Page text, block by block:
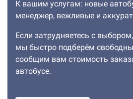
К вашим услугам: новые
менеджер, вежливые и
Если затрудняетесь с
мы быстро подберём
сообщим вам стоимость
автобусе.